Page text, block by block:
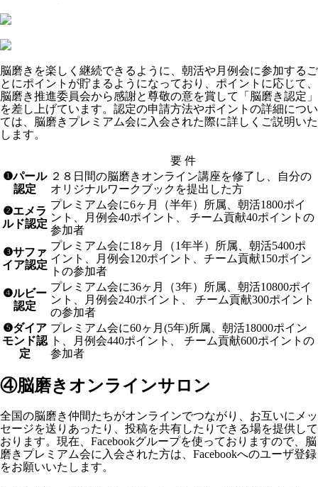
脳磨きを楽しく継続できるように、朝活や月例会に参加するご
とにポイントが貯まるようになっており、ポイントに応じて、
脳磨き推進委員会から感謝と尊敬の意を賞して「脳磨き認定」
を差し上げています。認定の申請方法やポイントの詳細につい
ては、脳磨きプレミアム会に入会された際に詳しくご説明いた
します。
要 件
❶パール
認定
２８日間の脳磨きオンライン講座を修了し、自分の
オリジナルワークブックを提出した方
❷エメラ
ルド認定
プレミアム会に6ヶ月（半年）所属、朝活1800ポイ
ント、月例会40ポイント、 チーム貢献40ポイントの
参加者
❸サファ
イア認定
プレミアム会に18ヶ月（1年半）所属、朝活5400ポ
イント、月例会120ポイント、チーム貢献150ポイン
トの参加者
❹ルビー
認定
プレミアム会に36ヶ月（3年）所属、朝活10800ポイ
ント、月例会240ポイント、 チーム貢献300ポイント
の参加者
❺ダイア
モンド認
定
プレミアム会に60ヶ月(5年)所属、朝活18000ポイン
ト、月例会440ポイント、 チーム貢献600ポイントの
参加者
④脳磨きオンラインサロン
全国の脳磨き仲間たちがオンラインでつながり、お互いにメッ
セージを送りあったり、投稿を共有したりできる場を提供して
おります。現在、Facebookグループを使っておりますので、脳
磨きプレミアム会に入会された方は、Facebookへのユーザ登録
をお願いいたします。